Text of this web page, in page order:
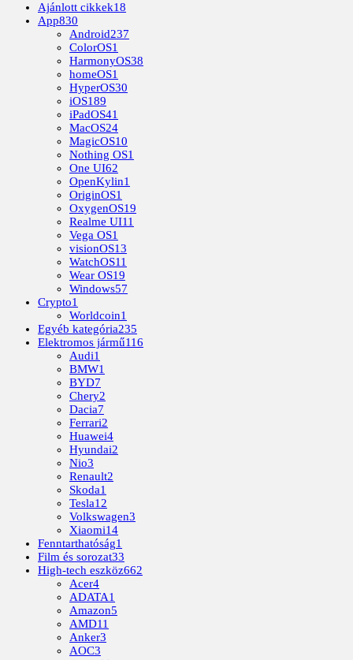
Ajánlott cikkek18
App830
Android237
ColorOS1
HarmonyOS38
homeOS1
HyperOS30
iOS189
iPadOS41
MacOS24
MagicOS10
Nothing OS1
One UI62
OpenKylin1
OriginOS1
OxygenOS19
Realme UI11
Vega OS1
visionOS13
WatchOS11
Wear OS19
Windows57
Crypto1
Worldcoin1
Egyéb kategória235
Elektromos jármű116
Audi1
BMW1
BYD7
Chery2
Dacia7
Ferrari2
Huawei4
Hyundai2
Nio3
Renault2
Skoda1
Tesla12
Volkswagen3
Xiaomi14
Fenntarthatóság1
Film és sorozat33
High-tech eszköz662
Acer4
ADATA1
Amazon5
AMD11
Anker3
AOC3